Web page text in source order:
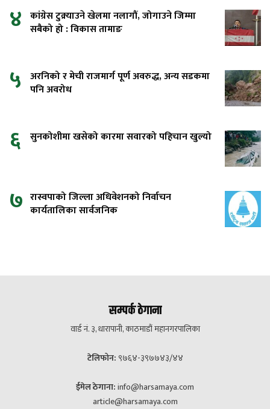
४ कांग्रेस टुक्र्याउने खेलमा नलागौं, जोगाउने जिम्मा
सबैको हो : विकास तामाङ
५ अरनिको र मेची राजमार्ग पूर्ण अवरुद्ध, अन्य सडकमा
पनि अवरोध
६ सुनकोशीमा खसेको कारमा सवारको पहिचान खुल्यो
७ रास्वपाको जिल्ला अधिवेशनको निर्वाचन
कार्यतालिका सार्वजनिक
सम्पर्क ठेगाना
वार्ड नं. ३, धारापानी, काठमाडौं महानगरपालिका
टेलिफोन: ९७६४-३९७७४३/४४
ईमेल ठेगाना:info@harsamaya.com
article@harsamaya.com